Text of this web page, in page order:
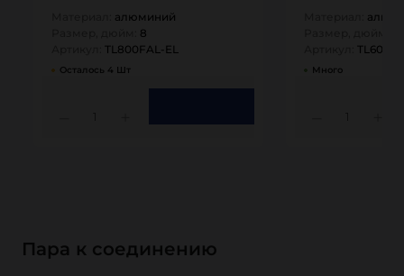
алюминий
8
TL800FAL-EL
Осталось 4 Шт Много
Пара к соединению